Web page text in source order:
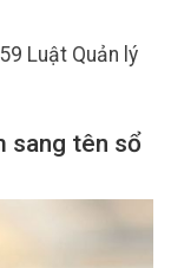
Luật Quản lý
sang tên sổ